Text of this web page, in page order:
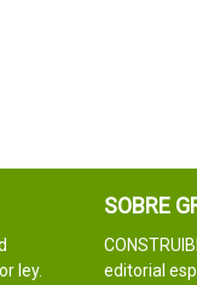
ley.
SOBRE
editorial